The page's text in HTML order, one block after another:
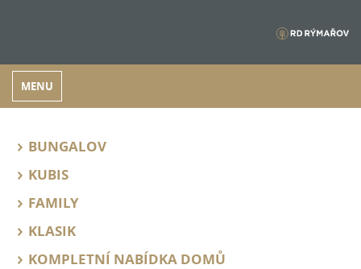
BUNGALOV
KUBIS
FAMILY
KLASIK
KOMPLETNÍ NABÍDKA DOMŮ
MENU